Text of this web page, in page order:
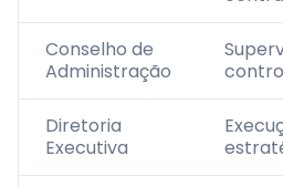
Conselho de
Administração
Diretoria
Executiva